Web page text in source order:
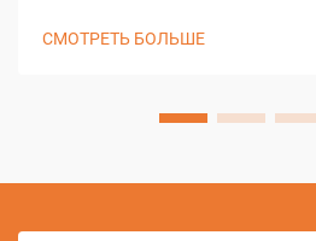
производить...
СМОТРЕТЬ БОЛЬШЕ